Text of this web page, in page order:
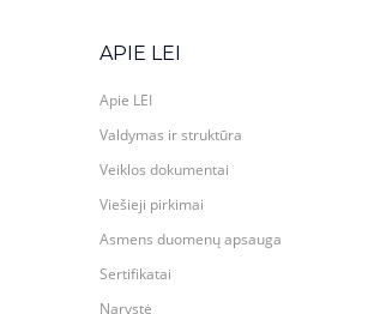
APIE LEI
Apie LEI
Valdymas ir struktūra
Veiklos dokumentai
Viešieji pirkimai
Asmens duomenų apsauga
Sertifikatai
Narystė